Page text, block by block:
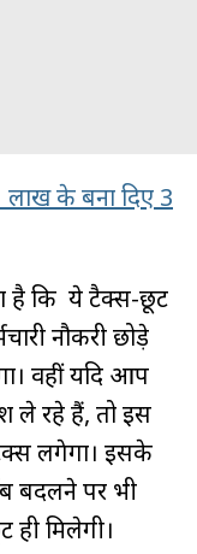
लाख के बना दिए 3
है कि ये टैक्स-छूट
नौकरी छोड़े
वहीं यदि आप
ले रहे हैं, तो इस
लगेगा। इसके
बदलने पर भी
मिलेगी।